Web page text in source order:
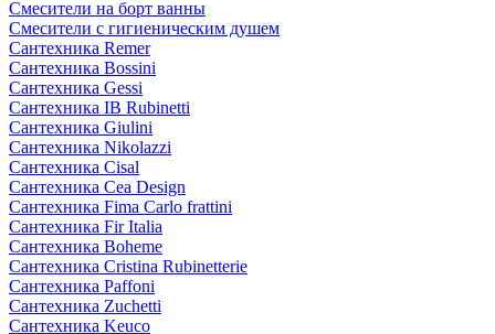
Смесители на борт ванны
Смесители с гигиеническим душем
Сантехника Remer
Сантехника Bossini
Сантехника Gessi
Сантехника IB Rubinetti
Сантехника Giulini
Сантехника Nikolazzi
Сантехника Cisal
Сантехника Cea Design
Сантехника Fima Carlo frattini
Сантехника Fir Italia
Сантехника Boheme
Сантехника Cristina Rubinetterie
Сантехника Paffoni
Сантехника Zuchetti
Сантехника Keuco